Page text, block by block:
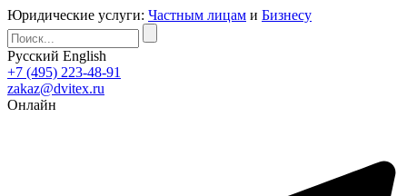
Юридические услуги: Частным лицам и Бизнесу
Русский English
+7 (495) 223-48-91
zakaz@dvitex.ru
Онлайн